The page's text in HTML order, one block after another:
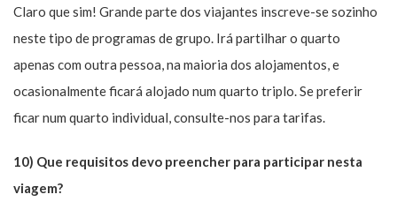
Claro que sim! Grande parte dos viajantes inscreve-se sozinho
neste tipo de programas de grupo. Irá partilhar o quarto
apenas com outra pessoa, na maioria dos alojamentos, e
ocasionalmente ficará alojado num quarto triplo. Se preferir
ficar num quarto individual, consulte-nos para tarifas.
10) Que requisitos devo preencher para participar nesta
viagem?